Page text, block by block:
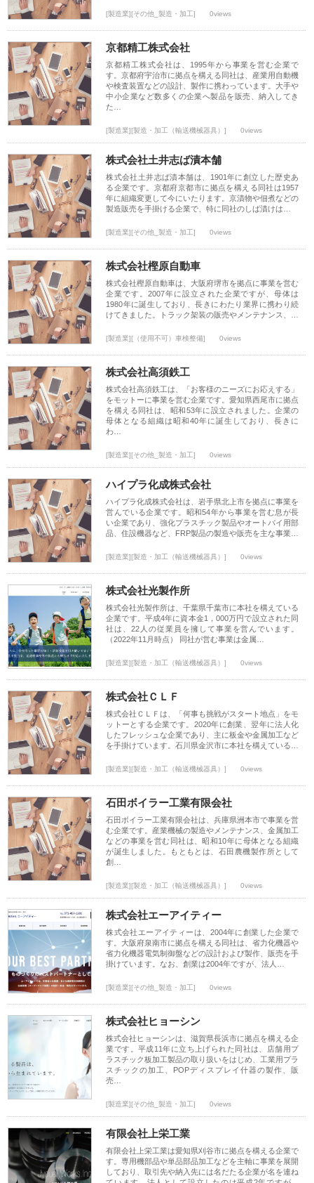
[製造業][その他_製造・加工] 0views
京都精工株式会社
京都精工株式会社は、1995年から事業を営む企業で
す。京都府宇治市に拠点を構える同社は、産業用自動機
や検査装置などの設計、製作に携わっています。大手や
中小企業など数多くの企業へ製品を販売、納入してき
た…
[製造業][製造・加工（輸送機械器具）] 0views
株式会社土井志ば漬本舗
株式会社土井志ば漬本舗は、1901年に創立した歴史あ
る企業です。京都府京都市に拠点を構える同社は1957
年に組織変更して今にいたります。京漬物や佃煮などの
製造販売を手掛ける企業で、特に同社のしば漬けは…
[製造業][その他_製造・加工] 0views
株式会社樫原自動車
株式会社樫原自動車は、大阪府堺市を拠点に事業を営む
企業です。2007年に設立された企業ですが、母体は
1980年に誕生しており、長きにわたり業界に携わり続
けてきました。トラック架装の販売やメンテナンス、…
[製造業][（使用不可）車検整備] 0views
株式会社高須鉄工
株式会社高須鉄工は、「お客様のニーズにお応えする」
をモットーに事業を営む企業です。愛知県西尾市に拠点
を構える同社は、昭和53年に設立されました。企業の
母体となる組織は昭和40年に誕生しており、長きに
わ…
[製造業][その他_製造・加工] 0views
ハイプラ化成株式会社
ハイプラ化成株式会社は、岩手県北上市を拠点に事業を
営んでいる企業です。昭和54年から事業を営む息が長
い企業であり、強化プラスチック製品やオートバイ用部
品、住設機器など、FRP製品の製造や販売を主な事業…
[製造業][製造・加工（輸送機械器具）] 0views
株式会社光製作所
株式会社光製作所は、千葉県千葉市に本社を構えている
企業です。平成4年に資本金1，000万円で設立された同
社は、22人の従業員を擁して事業を営んでいます。
（2022年11月時点） 同社が営む事業は金属…
[製造業][製造・加工（輸送機械器具）] 0views
株式会社ＣＬＦ
株式会社ＣＬＦは、「何事も挑戦がスタート地点」をモ
ットーとする企業です。2020年に創業、翌年に法人化
したフレッシュな企業であり、主に板金や金属加工など
を手掛けています。石川県金沢市に本社を構えている…
[製造業][製造・加工（輸送機械器具）] 0views
石田ボイラー工業有限会社
石田ボイラー工業有限会社は、兵庫県洲本市で事業を営
む企業です。産業機械の製造やメンテナンス、金属加工
などの事業を営む同社は、昭和10年に母体となる組織
が誕生しました。もともとは、石田農機製作所として
創…
[製造業][製造・加工（輸送機械器具）] 0views
株式会社エーアイティー
株式会社エーアイティーは、2004年に創業した企業で
す。大阪府泉南市に拠点を構える同社は、省力化機器や
省力化機器電気制御盤などの設計および製作、販売を手
掛けています。なお、創業は2004年ですが、法人…
[製造業][その他_製造・加工] 0views
株式会社ヒョーシン
株式会社ヒョーシンは、滋賀県長浜市に拠点を構える企
業です。平成11年に立ち上げられた同社は、店舗用プ
ラスチック板加工製品の取り扱いをはじめ、工業用プラ
スチックの加工、POPディスプレイ什器の製作、販
売…
[製造業][その他_製造・加工] 0views
有限会社上栄工業
有限会社上栄工業は愛知県刈谷市に拠点を構える企業で
す。専用機部品や単品部品加工などを主軸に事業を展開
しており、取引先や納入先には名だたる企業が名を連ね